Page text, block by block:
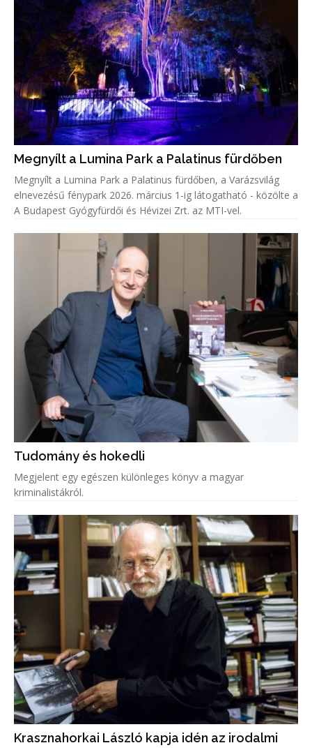
Megnyílt a Lumina Park a Palatinus fürdőben
Megnyílt a Lumina Park a Palatinus fürdőben, a Varázsvilág
elnevezésű fénypark 2026. március 1-ig látogatható - közölte a
A Budapest Gyógyfürdői és Hévizei Zrt. az MTI-vel.
Tudomány és hokedli
Megjelent egy egészen különleges könyv a magyar
kriminalistákról.
Krasznahorkai László kapja idén az irodalmi